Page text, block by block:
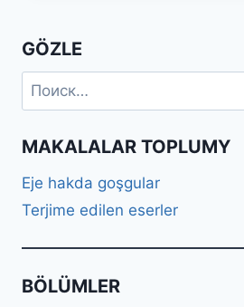
GÖZLE
Найти:
MAKALALAR TOPLUMY
Eje hakda goşgular
Terjime edilen eserler
BÖLÜMLER